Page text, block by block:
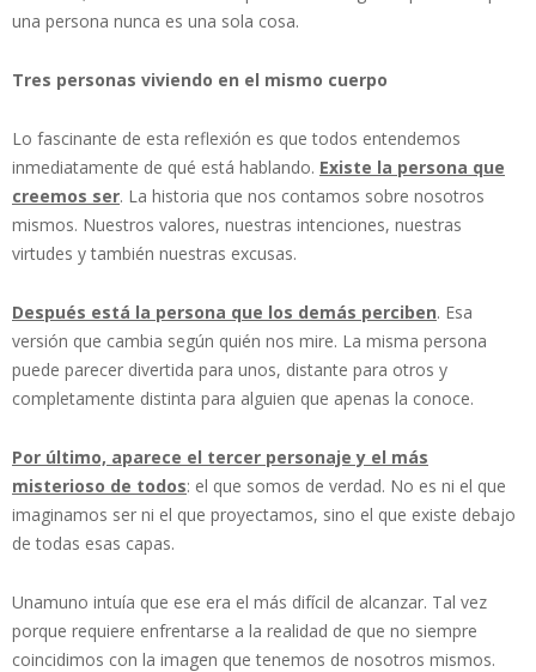
una persona nunca es una sola cosa.
Tres personas viviendo en el mismo cuerpo
Lo fascinante de esta reflexión es que todos entendemos
inmediatamente de qué está hablando. Existe la persona que
creemos ser. La historia que nos contamos sobre nosotros
mismos. Nuestros valores, nuestras intenciones, nuestras
virtudes y también nuestras excusas.
Después está la persona que los demás perciben. Esa
versión que cambia según quién nos mire. La misma persona
puede parecer divertida para unos, distante para otros y
completamente distinta para alguien que apenas la conoce.
Por último, aparece el tercer personaje y el más
misterioso de todos: el que somos de verdad. No es ni el que
imaginamos ser ni el que proyectamos, sino el que existe debajo
de todas esas capas.
Unamuno intuía que ese era el más difícil de alcanzar. Tal vez
porque requiere enfrentarse a la realidad de que no siempre
coincidimos con la imagen que tenemos de nosotros mismos.